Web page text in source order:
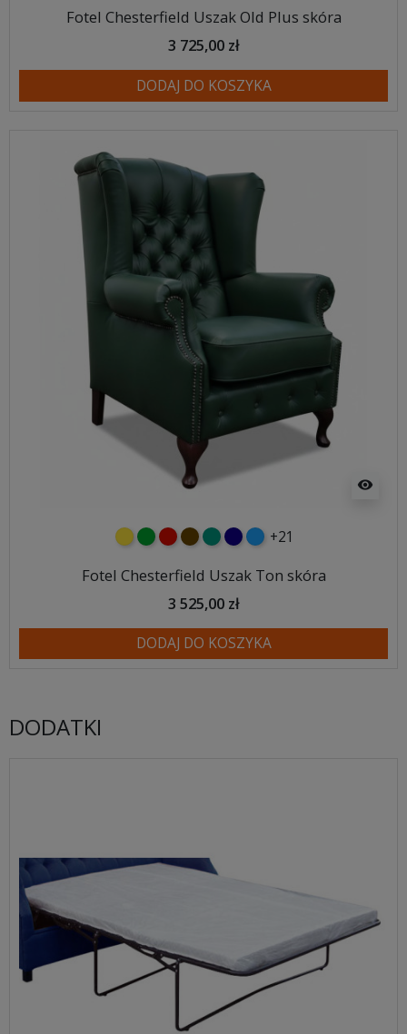
Fotel Chesterfield Uszak Old Plus skóra
3 725,00 zł
DODAJ DO KOSZYKA
visibility
żółtyzielonyczerwony
czekoladowy
turkusowy
granatowy
niebieski
+21
Fotel Chesterfield Uszak Ton skóra
3 525,00 zł
DODAJ DO KOSZYKA
DODATKI